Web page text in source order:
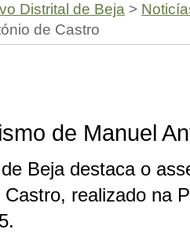
Distrital de Beja >
de Castro
de Manuel
Beja destaca o
realizado na